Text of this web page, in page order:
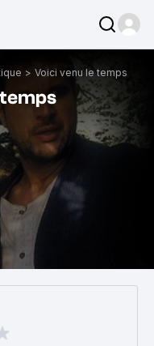
> Voici venu le temps